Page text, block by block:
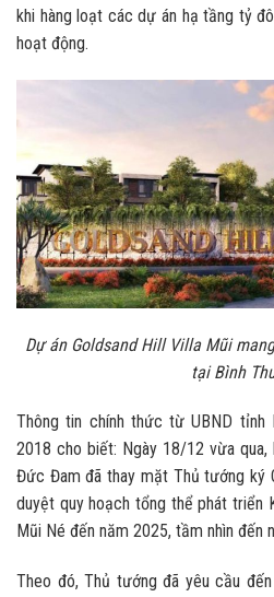
khi hàng loạt các dự án hạ tầng tỷ
hoạt động.
Dự án Goldsand Hill Villa Mũi
tại Bình
Thông tin chính thức từ UBND tỉnh
2018 cho biết: Ngày 18/12 vừa qua,
Đức Đam đã thay mặt Thủ tướng ký
duyệt quy hoạch tổng thể phát triển
Mũi Né đến năm 2025, tầm nhìn đến
Theo đó, Thủ tướng đã yêu cầu